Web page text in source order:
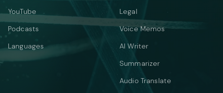
YouTube
Podcasts
Languages
Legal
Voice Memos
AI Writer
Summarizer
Audio Translate